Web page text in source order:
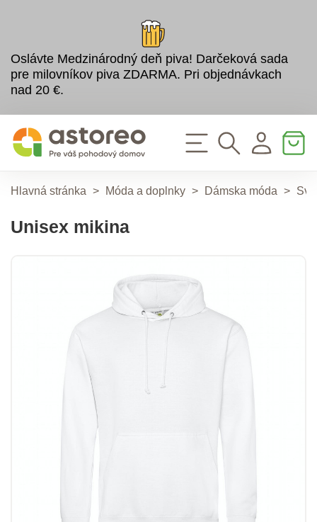
Oslávte Medzinárodný deň piva! Darčeková sada
pre milovníkov piva ZDARMA. Pri objednávkach
nad 20 €.
Hlavná stránka > Móda a doplnky > Dámska móda >
Unisex mikina